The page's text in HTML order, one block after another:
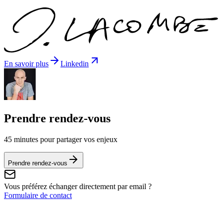
En savoir plus Linkedin
Prendre rendez-vous
45 minutes pour partager vos enjeux
Prendre rendez-vous
Vous préférez échanger directement par email ?
Formulaire de contact